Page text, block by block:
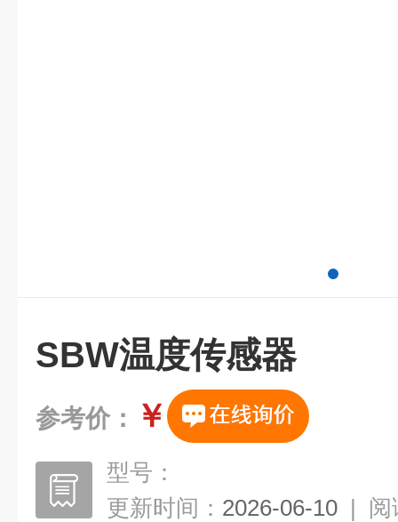
SBW温度传感器
参考价： ￥
型号：
更新时间： 2026-06-10 | 阅